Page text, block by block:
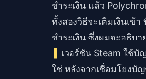
ชำระเงิน แล้ว
ทั้งสองวิธีจะเติมเงินเข้า
ชำระเงิน ซึ่งผมจะอธิบ
เวอร์ชัน Steam ใช้บั
ใช่ หลังจากเชื่อมโยงบั